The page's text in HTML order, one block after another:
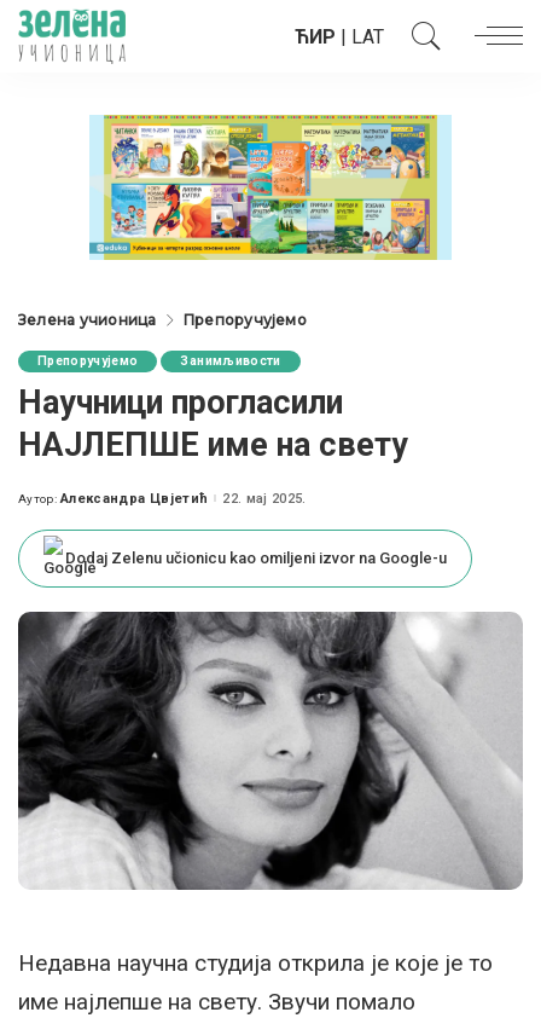
ЋИР | LAT
Зелена учионица Препоручујемо
Препоручујемо Занимљивости
Научници прогласили
НАЈЛЕПШЕ име на свету
Posted
Аутор: Александра Цвјетић 22. мај 2025.
Dodaj Zelenu učionicu kao omiljeni izvor na Google-u
Недавна научна студија открила је које је то
име најлепше на свету. Звучи помало